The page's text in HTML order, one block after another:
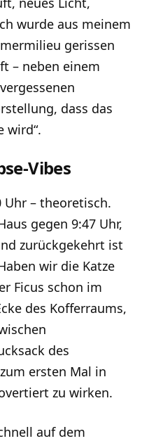
wurde aus meinem
gerissen
– neben einem
dass das
wird“.
Vibes
– theoretisch.
gegen 9:47 Uhr,
zurückgekehrt ist
wir die Katze
Ficus schon im
des Kofferraums,
des
ersten Mal in
zu wirken.
auf dem